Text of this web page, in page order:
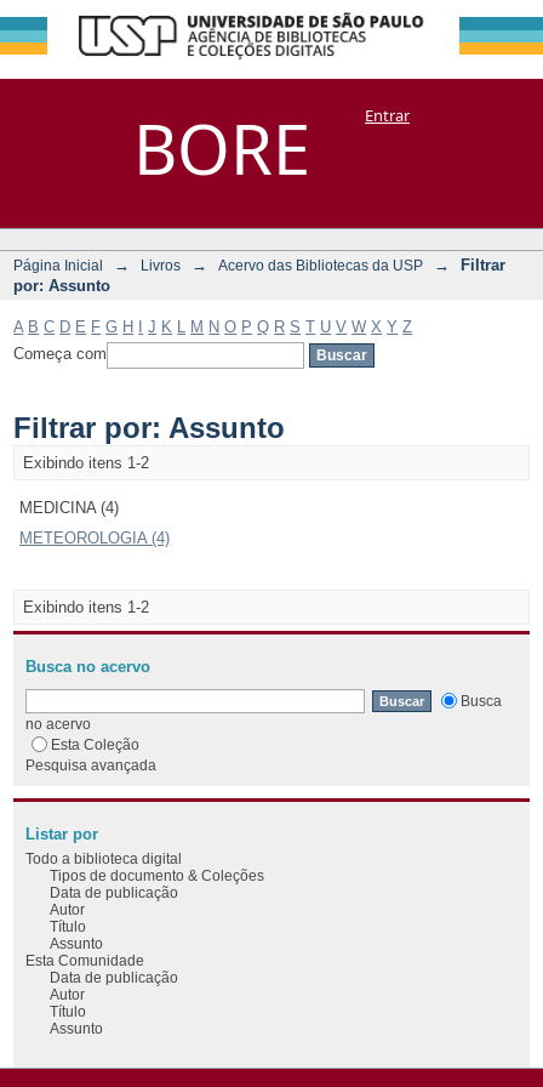
BORE
Filtrar por:
Assunto
DSpace/Manakin + CoriscoEntrar
Página Inicial → Livros → Acervo das Bibliotecas da USP →
Filtrar
por: Assunto
A B C D E F G H J K M N O P Q R S T U V W X Y Z
Começa com
Filtrar por: Assunto
Exibindo itens 1-2
MEDICINA (4)
METEOROLOGIA (4)
Exibindo itens 1-2
Busca no acervo
Busca
no acervo
Esta Coleção
Pesquisa avançada
Listar por
Todo a biblioteca digital
Tipos de documento & Coleções
Data de publicação
Autor
Título
Assunto
Esta Comunidade
Data de publicação
Autor
Título
Assunto